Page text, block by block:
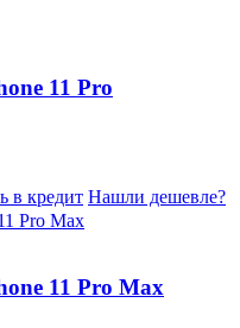
11 Pro
в кредит Нашли дешевле?
11 Pro Max